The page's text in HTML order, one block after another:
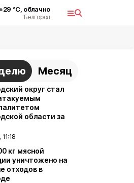
29 °С, облачно
Белгород
Месяц
округ стал
области за
11:18
кг мясной
уничтожено на
отходов в